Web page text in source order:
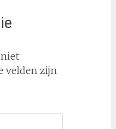
niet
velden zijn